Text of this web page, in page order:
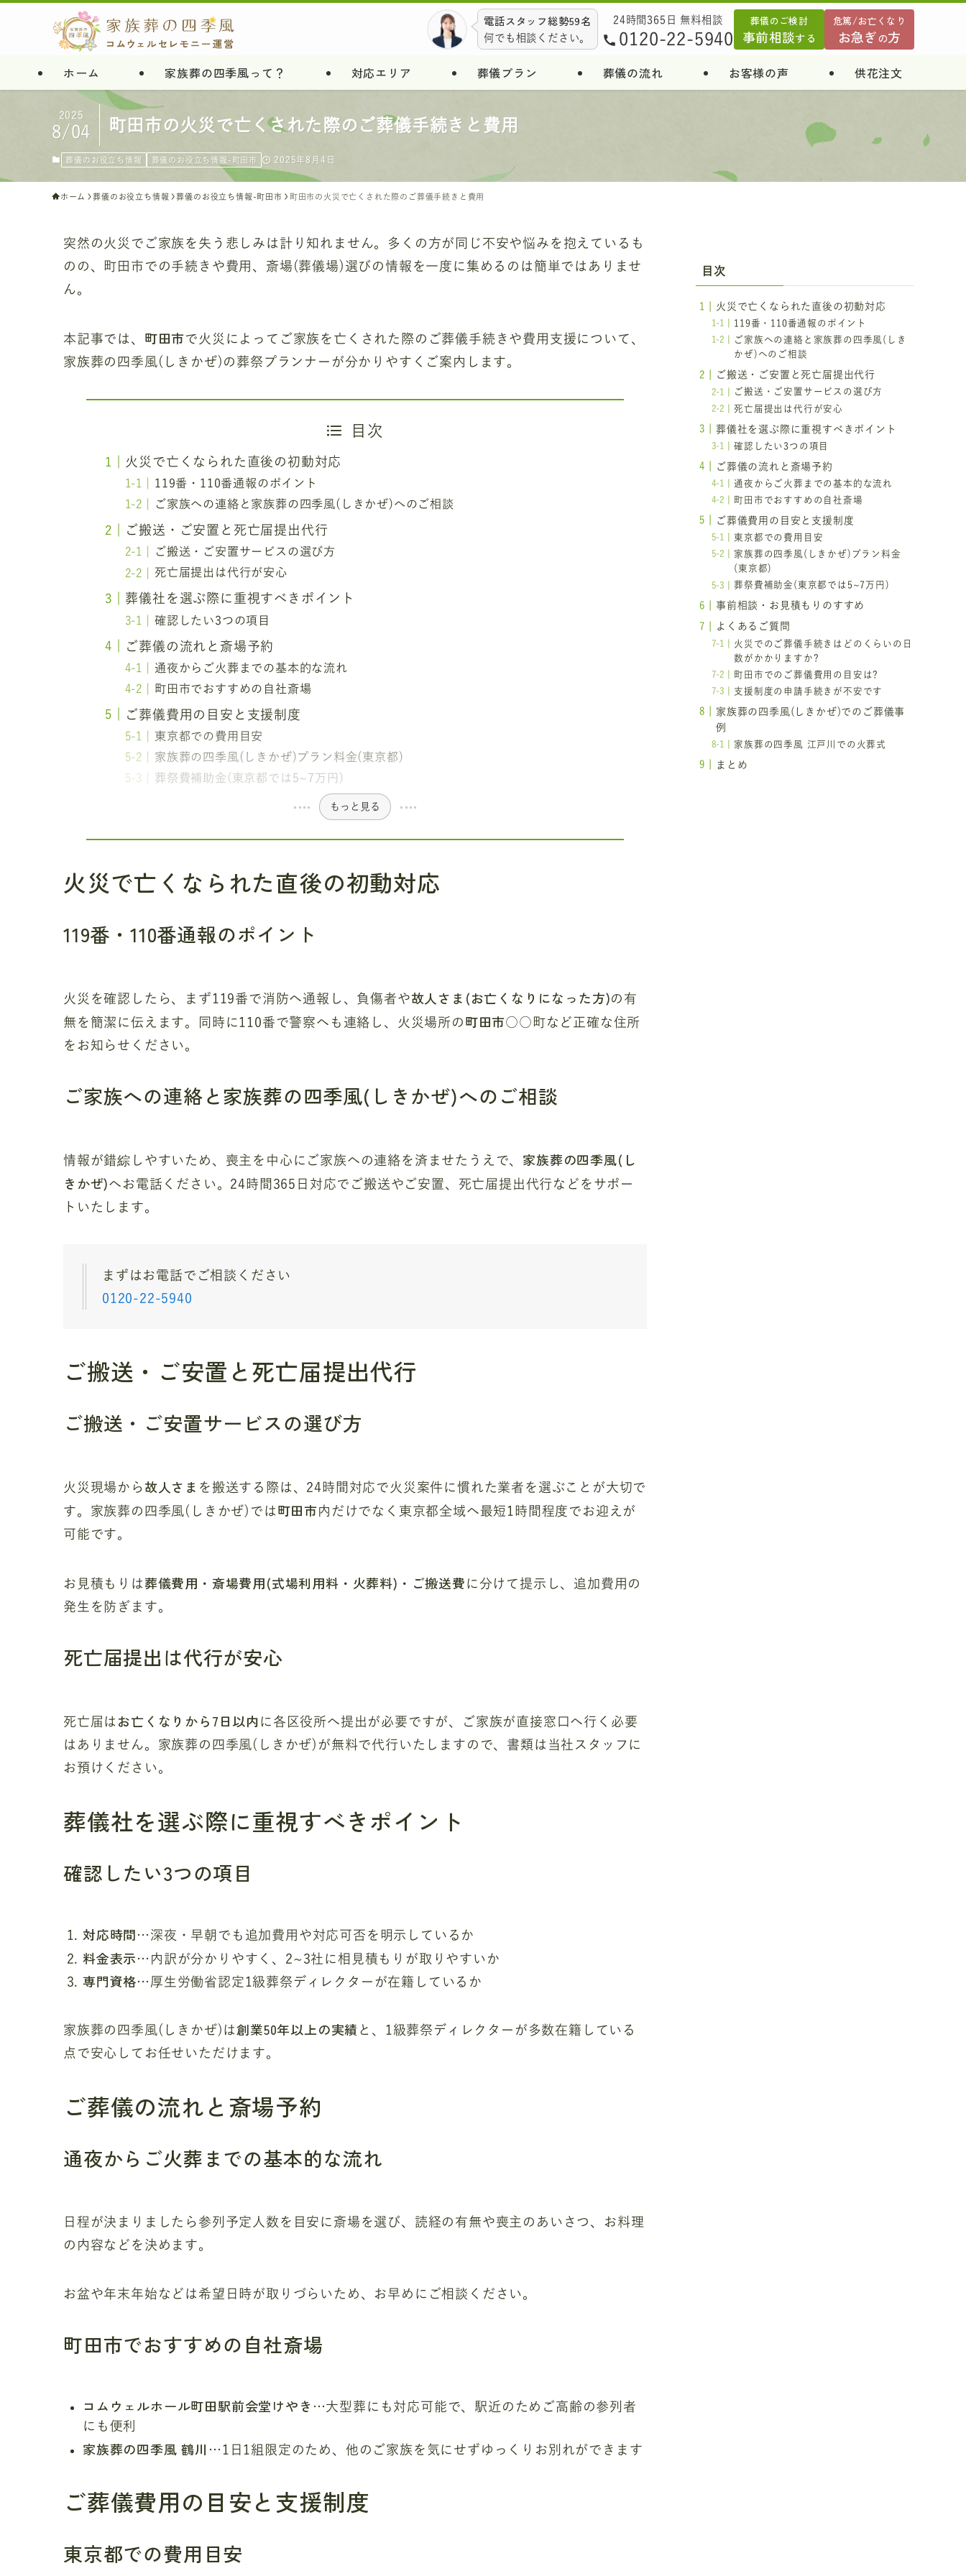
ホーム 家族葬の四季風って？ 対応エリア 葬儀プラン 葬儀の流れ お客様の声 供花注文
電話スタッフ総勢59名
何でも相談ください。
24時間365日 無料相談
0120-22-5940
葬儀のご検討
事前相談する
危篤/お亡くなり
お急ぎの方
町田市の火災で亡くされた際のご葬儀手続きと費用
2025
8/04
葬儀のお役立ち情報 葬儀のお役立ち情報-町田市 2025年8月4日
ホーム 葬儀のお役立ち情報 葬儀のお役立ち情報-町田市 町田市の火災で亡くされた際のご葬儀手続きと費用
突然の火災でご家族を失う悲しみは計り知れません。多くの方が同じ不安や悩みを抱えているも
のの、町田市での手続きや費用、斎場(葬儀場)選びの情報を一度に集めるのは簡単ではありませ
ん。
本記事では、 町田市で火災によってご家族を亡くされた際のご葬儀手続きや費用支援について、
家族葬の四季風(しきかぜ)の葬祭プランナーが分かりやすくご案内します。
目次
火災で亡くなられた直後の初動対応
119番・110番通報のポイント
ご家族への連絡と家族葬の四季風(しきかぜ)へのご相談
ご搬送・ご安置と死亡届提出代行
ご搬送・ご安置サービスの選び方
死亡届提出は代行が安心
葬儀社を選ぶ際に重視すべきポイント
確認したい3つの項目
ご葬儀の流れと斎場予約
通夜からご火葬までの基本的な流れ
町田市でおすすめの自社斎場
ご葬儀費用の目安と支援制度
東京都での費用目安
家族葬の四季風(しきかぜ)プラン料金(東京都)
葬祭費補助金(東京都では5~7万円)
もっと見る
火災で亡くなられた直後の初動対応
119番・110番通報のポイント
火災を確認したら、まず119番で消防へ通報し、負傷者や故人さま(お亡くなりになった方)の有
無を簡潔に伝えます。同時に110番で警察へも連絡し、火災場所の 町田市○○町など正確な住所
をお知らせください。
ご家族への連絡と家族葬の四季風(しきかぜ)へのご相談
情報が錯綜しやすいため、喪主を中心にご家族への連絡を済ませたうえで、 家族葬の四季風(し
きかぜ)へお電話ください。24時間365日対応でご搬送やご安置、死亡届提出代行などをサポー
トいたします。
まずはお電話でご相談ください
0120-22-5940
ご搬送・ご安置と死亡届提出代行
ご搬送・ご安置サービスの選び方
火災現場から 故人さま を搬送する際は、24時間対応で火災案件に慣れた業者を選ぶことが大切で
す。家族葬の四季風(しきかぜ)では 町田市内だけでなく東京都全域へ最短1時間程度でお迎えが
可能です。
お見積もりは葬儀費用・斎場費用(式場利用料・火葬料)・ご搬送費 に分けて提示し、追加費用の
発生を防ぎます。
死亡届提出は代行が安心
死亡届は お亡くなりから7日以内 に各区役所へ提出が必要ですが、ご家族が直接窓口へ行く必要
はありません。家族葬の四季風(しきかぜ)が無料で代行いたしますので、書類は当社スタッフに
お預けください。
葬儀社を選ぶ際に重視すべきポイント
確認したい3つの項目
対応時間 …深夜・早朝でも追加費用や対応可否を明示しているか
料金表示 …内訳が分かりやすく、2~3社に相見積もりが取りやすいか
専門資格…厚生労働省認定1級葬祭ディレクターが在籍しているか
家族葬の四季風(しきかぜ)は創業50年以上の実績 と、1級葬祭ディレクターが多数在籍している
点で安心してお任せいただけます。
ご葬儀の流れと斎場予約
通夜からご火葬までの基本的な流れ
日程が決まりましたら参列予定人数を目安に斎場を選び、読経の有無や喪主のあいさつ、お料理
の内容などを決めます。
お盆や年末年始などは希望日時が取りづらいため、お早めにご相談ください。
町田市でおすすめの自社斎場
コムウェルホール町田駅前会堂けやき …大型葬にも対応可能で、駅近のためご高齢の参列者
にも便利
家族葬の四季風 鶴川 …1日1組限定のため、他のご家族を気にせずゆっくりお別れができます
ご葬儀費用の目安と支援制度
東京都での費用目安
目次
火災で亡くなられた直後の初動対応
119番・110番通報のポイント
ご家族への連絡と家族葬の四季風(しき
かぜ)へのご相談
ご搬送・ご安置と死亡届提出代行
ご搬送・ご安置サービスの選び方
死亡届提出は代行が安心
葬儀社を選ぶ際に重視すべきポイント
確認したい3つの項目
ご葬儀の流れと斎場予約
通夜からご火葬までの基本的な流れ
町田市でおすすめの自社斎場
ご葬儀費用の目安と支援制度
東京都での費用目安
家族葬の四季風(しきかぜ)プラン料金
(東京都)
葬祭費補助金(東京都では5~7万円)
事前相談・お見積もりのすすめ
よくあるご質問
火災でのご葬儀手続きはどのくらいの日
数がかかりますか?
町田市でのご葬儀費用の目安は?
支援制度の申請手続きが不安です
家族葬の四季風(しきかぜ)でのご葬儀事
例
家族葬の四季風 江戸川での火葬式
まとめ